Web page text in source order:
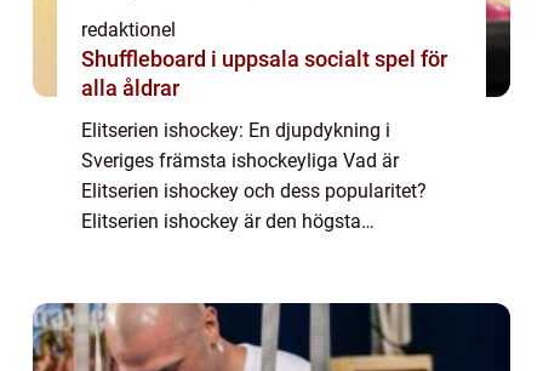
redaktionel
Shuffleboard i uppsala socialt spel för
alla åldrar
Elitserien ishockey: En djupdykning i
Sveriges främsta ishockeyliga Vad är
Elitserien ishockey och dess popularitet?
Elitserien ishockey är den högsta
utvecklats till att b...